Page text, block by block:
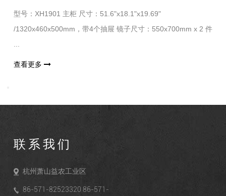
型号：XH1901 主柜 尺寸：51.6"x18.1"x19.69"
/1320x460x500mm，带4个抽屉 镜子尺寸：550x700mm x 2 件
...
查看更多
联系我们
杭州萧山益农工业区
86-571-82523320 86-571-